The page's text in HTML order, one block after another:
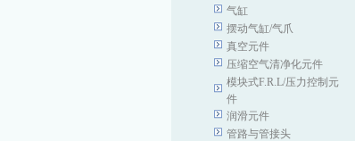
气缸
摆动气缸/气爪
真空元件
压缩空气清净化元件
模块式F.R.L/压力控制元
件
润滑元件
管路与管接头